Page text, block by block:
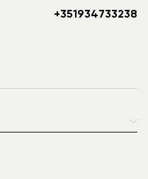
+351934733238